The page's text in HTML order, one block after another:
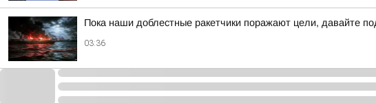
Пока наши доблестные ракетчики поражают цели, давайте
03:36